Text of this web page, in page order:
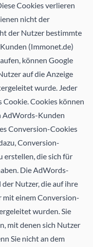
Cookies verlieren
nicht der
der Nutzer bestimmte
(Immonet.de)
können Google
auf die Anzeige
wurde. Jeder
Cookies können
AdWords-Kunden
Conversion-Cookies
Conversion-
die sich für
Die AdWords-
Nutzer, die auf ihre
mit einem Conversion-
wurden. Sie
mit denen sich Nutzer
Sie nicht an dem